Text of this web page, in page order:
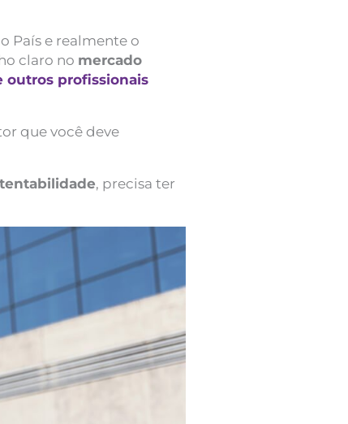
País e realmente o
claro no mercado
outros profissionais
que você deve
, precisa ter